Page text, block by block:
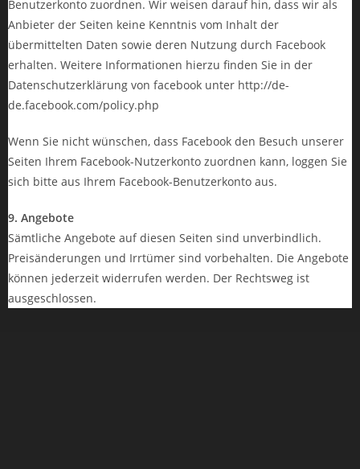
Benutzerkonto zuordnen. Wir weisen darauf hin, dass wir als
Anbieter der Seiten keine Kenntnis vom Inhalt der
übermittelten Daten sowie deren Nutzung durch Facebook
erhalten. Weitere Informationen hierzu finden Sie in der
Datenschutzerklärung von facebook unter http://de-
de.facebook.com/policy.php
Wenn Sie nicht wünschen, dass Facebook den Besuch unserer
Seiten Ihrem Facebook-Nutzerkonto zuordnen kann, loggen Sie
sich bitte aus Ihrem Facebook-Benutzerkonto aus.
9. Angebote
Sämtliche Angebote auf diesen Seiten sind unverbindlich.
Preisänderungen und Irrtümer sind vorbehalten. Die Angebote
können jederzeit widerrufen werden. Der Rechtsweg ist
ausgeschlossen.